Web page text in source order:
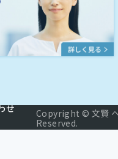
せ
Copyright © 文賢
Reserved.